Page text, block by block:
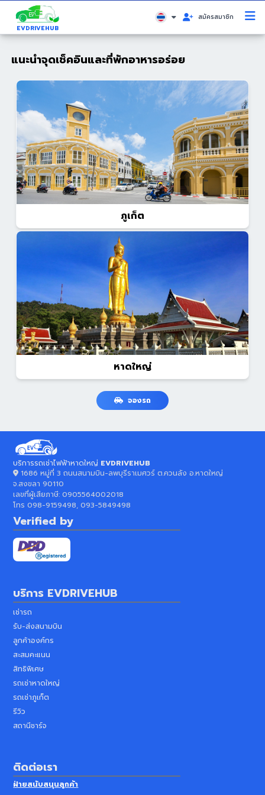
EVDRIVEHUB
สมัครสมาชิก
แนะนำจุดเช็คอินและที่พักอาหารอร่อย
ภูเก็ต
หาดใหญ่
จองรถ
บริการรถเช่าไฟฟ้าหาดใหญ่ EVDRIVEHUB
1686 หมู่ที่ 3 ถนนสนามบิน-ลพบุรีราเมศวร์ ต.ควนลัง อ.หาดใหญ่
จ.สงขลา 90110
เลขที่ผู้เสียภาษี:0905564002018
โทร 098-9159498, 093-5849498
Verified by
บริการ EVDRIVEHUB
เช่ารถ
รับ-ส่งสนามบิน
ลูกค้าองค์กร
สะสมคะแนน
สิทธิพิเศษ
รถเช่าหาดใหญ่
รถเช่าภูเก็ต
รีวิว
สถานีชาร์จ
ติดต่อเรา
ฝ่ายสนับสนุนลูกค้า